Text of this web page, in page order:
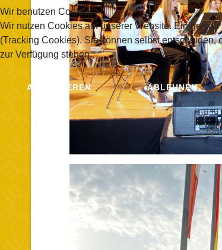
Wir benutzen Cookies
Wir nutzen Cookies auf unserer Website. Einige
(Tracking Cookies). Sie können selbst
zur Verfügung stehen.
AKZEPTIEREN ABLEHNEN